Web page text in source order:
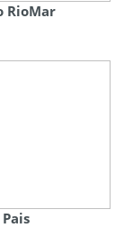
RioMar